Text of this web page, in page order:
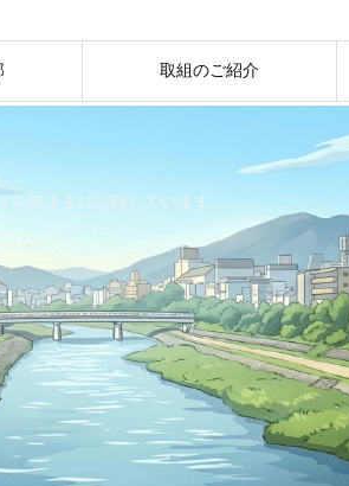
取組のご紹介
気ままに記録しています。